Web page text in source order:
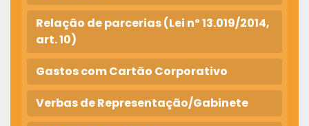
Relação de parcerias (Lei nº 13.019/2014,
art. 10)
Gastos com Cartão Corporativo
Verbas de Representação/Gabinete